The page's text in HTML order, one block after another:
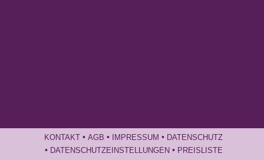
KONTAKT • AGB • IMPRESSUM • DATENSCHUTZ
• DATENSCHUTZEINSTELLUNGEN • PREISLISTE